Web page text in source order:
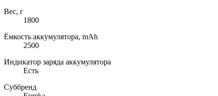
Вес, г
1800
Ёмкость аккумулятора, mAh
2500
Индикатор заряда аккумулятора
Есть
Суббренд